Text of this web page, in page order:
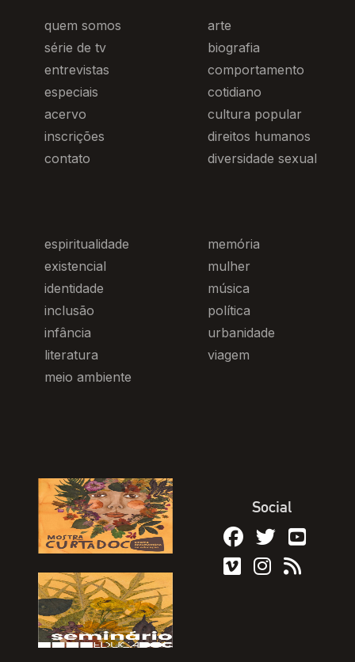
quem somos
série de tv
entrevistas
especiais
acervo
inscrições
contato
arte
biografia
comportamento
cotidiano
cultura popular
direitos humanos
diversidade sexual
espiritualidade
existencial
identidade
inclusão
infância
literatura
meio ambiente
memória
mulher
música
política
urbanidade
viagem
Social